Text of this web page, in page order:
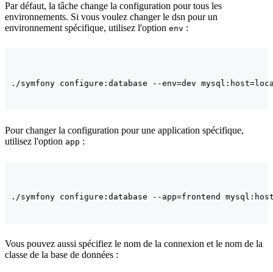
Par défaut, la tâche change la configuration pour tous les
environnements. Si vous voulez changer le dsn pour un
environnement spécifique, utilisez l'option env :
Pour changer la configuration pour une application spécifique,
utilisez l'option app :
Vous pouvez aussi spécifiez le nom de la connexion et le nom de la
classe de la base de données :